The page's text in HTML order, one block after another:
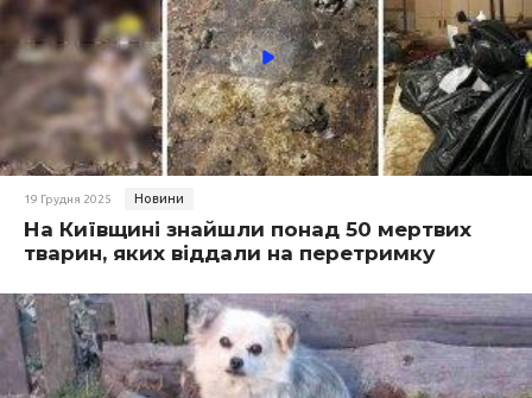
19 Грудня 2025 Новини
На Київщині знайшли понад 50 мертвих
тварин, яких віддали на перетримку